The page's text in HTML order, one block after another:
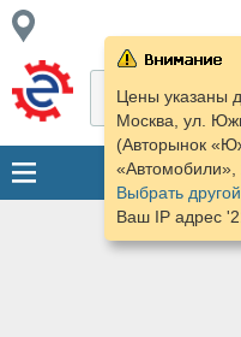
Цены указаны
Москва, ул.
(Авторынок
«Автомобили»,
Выбрать
Ваш IP адрес